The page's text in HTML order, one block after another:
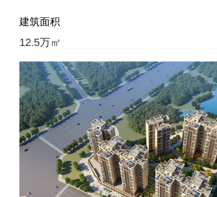
建筑面积
12.5万㎡